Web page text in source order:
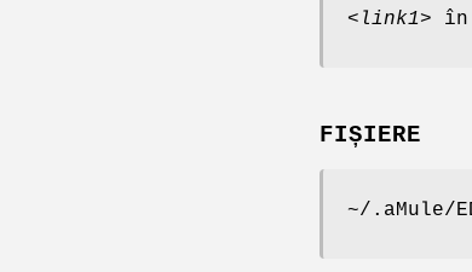
<link1> în
FIȘIERE
~/.aMule/